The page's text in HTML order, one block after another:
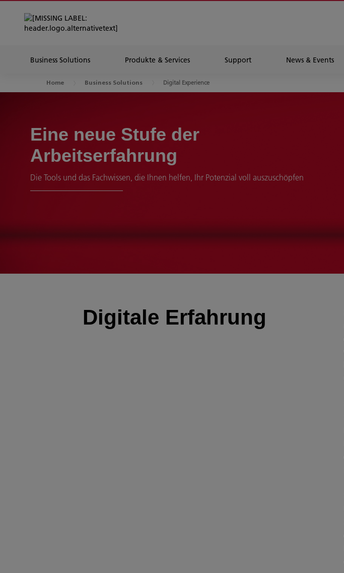
Business Solutions Produkte & Services Support News & Events
Home Business Solutions Digital Experience
Eine neue Stufe der
Arbeitserfahrung
Die Tools und das Fachwissen, die Ihnen helfen, Ihr Potenzial voll auszuschöpfen
Digitale Erfahrung